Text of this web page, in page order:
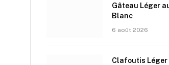
Gâteau Léger
Blanc
6 août 2026
Clafoutis